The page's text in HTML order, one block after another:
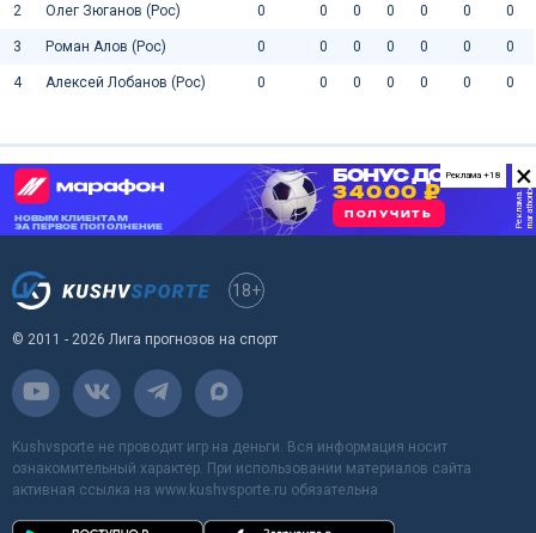
2 Олег Зюганов (Рос) 0 0 0 0 0 0 0
3 Роман Алов (Рос) 0 0 0 0 0 0 0
4 Алексей Лобанов (Рос) 0 0 0 0 0 0 0
×
Реклама +18
18+
© 2011 - 2026 Лига прогнозов на спорт
Kushvsporte не проводит игр на деньги. Вся информация носит
ознакомительный характер. При использовании материалов сайта
активная ссылка на www.kushvsporte.ru обязательна